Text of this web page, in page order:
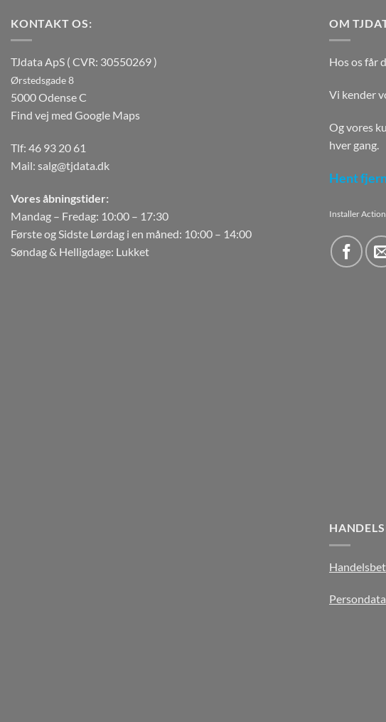
KONTAKT OS:
TJdata ApS ( CVR: 30550269 )
Ørstedsgade 8
5000 Odense C
Find vej med Google Maps
Tlf: 46 93 20 61
Mail: salg@tjdata.dk
Vores åbningstider:
Mandag – Fredag: 10:00 – 17:30
Første og Sidste Lørdag i en måned: 10:00 – 14:00
Søndag & Helligdage: Lukket
OM
Hos os får
Vi kender
Og vores
hver gang.
Hent
Installer